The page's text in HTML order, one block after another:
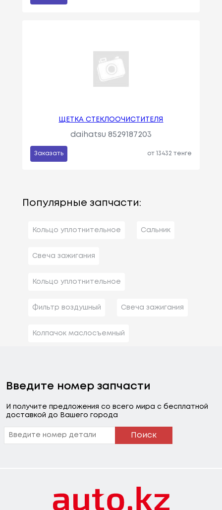
ЩЕТКА СТЕКЛООЧИСТИТЕЛЯ
daihatsu 8529187203
Заказать от 13432 тенге
Популярные запчасти:
Кольцо уплотнительное Сальник
Свеча зажигания
Кольцо уплотнительное
Фильтр воздушный Свеча зажигания
Колпачок маслосъемный
Введите номер запчасти
И получите предложения со всего мира с бесплатной
доставкой до Вашего города
Поиск